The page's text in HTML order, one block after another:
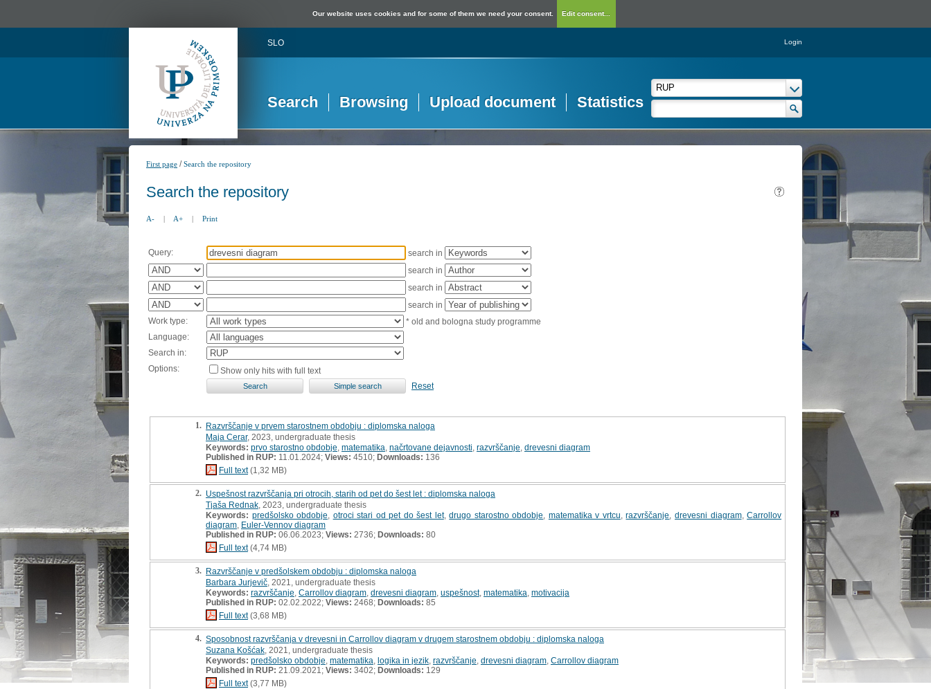
Our website uses cookies and for some of them we need your consent. Edit consent...
SLO Login
Search Browsing Upload document Statistics
First page /Search the repository
Search the repository
A- | A+ | Print
Query:
search in
search in
search in
search in
Work type:
* old and bologna study programme
Language:
Search in:
Options:
Show only hits with full text
Reset
1. Razvrščanje v prvem starostnem obdobju : diplomska naloga
Maja Cerar, 2023, undergraduate thesis
Keywords: prvo starostno obdobje matematika načrtovane dejavnosti razvrščanje drevesni diagram
Published in RUP: 11.01.2024; Views: 4510; Downloads: 136
Full text(1,32 MB)
2. Uspešnost razvrščanja pri otrocih, starih od pet do šest let : diplomska naloga
Tjaša Rednak , 2023, undergraduate thesis
Keywords: predšolsko obdobje otroci stari od pet do šest let,drugo starostno obdobje matematika v vrtcu ,razvrščanje ,drevesni diagram,Carrollov
diagram Euler-Vennov diagram
Published in RUP: 06.06.2023; Views: 2736; Downloads: 80
Full text(4,74 MB)
3. Razvrščanje v predšolskem obdobju : diplomska naloga
Barbara Jurjevič , 2021, undergraduate thesis
Keywords: razvrščanje Carrollov diagram drevesni diagram uspešnost, matematika motivacija
Published in RUP: 02.02.2022; Views: 2468; Downloads: 85
Full text(3,68 MB)
4. Sposobnost razvrščanja v drevesni in Carrollov diagram v drugem starostnem obdobju : diplomska naloga
Suzana Košćak , 2021, undergraduate thesis
Keywords: predšolsko obdobje matematika logika in jezik razvrščanje drevesni diagram Carrollov diagram
Published in RUP: 21.09.2021; Views: 3402; Downloads: 129
Full text(3,77 MB)